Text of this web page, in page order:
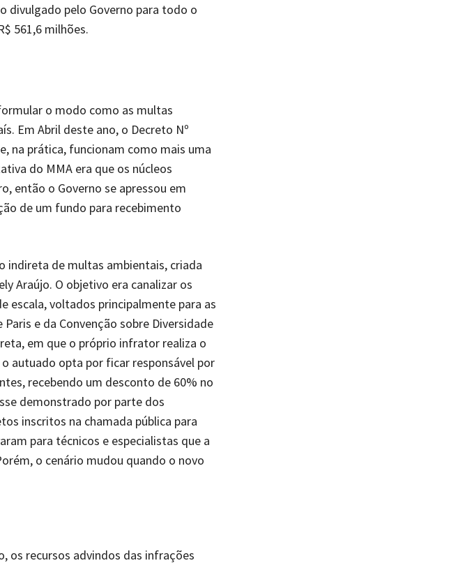
divulgado pelo Governo para todo o
561,6 milhões.
o modo como as multas
Em Abril deste ano, o Decreto Nº
na prática, funcionam como mais uma
do MMA era que os núcleos
então o Governo se apressou em
de um fundo para recebimento
indireta de multas ambientais, criada
Araújo. O objetivo era canalizar os
escala, voltados principalmente para as
e da Convenção sobre Diversidade
em que o próprio infrator realiza o
autuado opta por ficar responsável por
recebendo um desconto de 60% no
demonstrado por parte dos
inscritos na chamada pública para
para técnicos e especialistas que a
o cenário mudou quando o novo
os recursos advindos das infrações